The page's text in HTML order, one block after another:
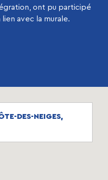
ont pu participé
avec la murale.
DES-NEIGES,